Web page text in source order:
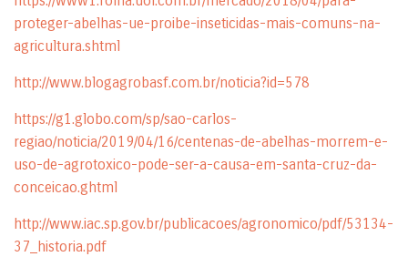
proteger-abelhas-ue-proibe-inseticidas-mais-comuns-na-
agricultura.shtml
http://www.blogagrobasf.com.br/noticia?id=578
https://g1.globo.com/sp/sao-carlos-
regiao/noticia/2019/04/16/centenas-de-abelhas-morrem-e-
uso-de-agrotoxico-pode-ser-a-causa-em-santa-cruz-da-
conceicao.ghtml
http://www.iac.sp.gov.br/publicacoes/agronomico/pdf/53134-
37_historia.pdf